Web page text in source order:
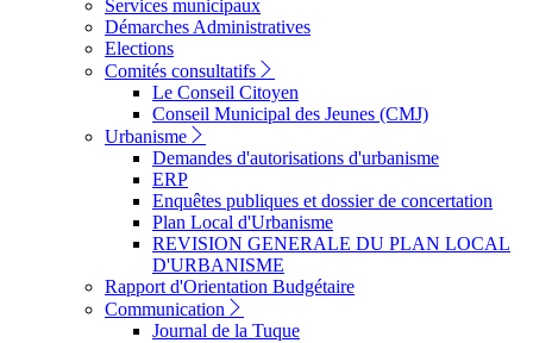
Services municipaux
Démarches Administratives
Elections
Comités consultatifs
Le Conseil Citoyen
Conseil Municipal des Jeunes (CMJ)
Urbanisme
Demandes d'autorisations d'urbanisme
ERP
Enquêtes publiques et dossier de concertation
Plan Local d'Urbanisme
REVISION GENERALE DU PLAN LOCAL
D'URBANISME
Rapport d'Orientation Budgétaire
Communication
Journal de la Tuque